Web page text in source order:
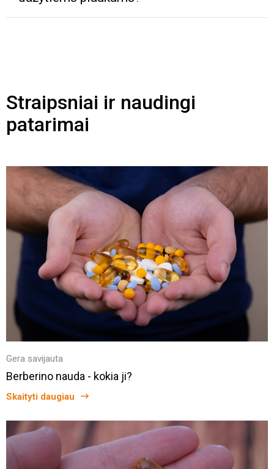
Straipsniai ir naudingi
patarimai
Gera savijauta
Berberino nauda - kokia ji?
Skaityti daugiau